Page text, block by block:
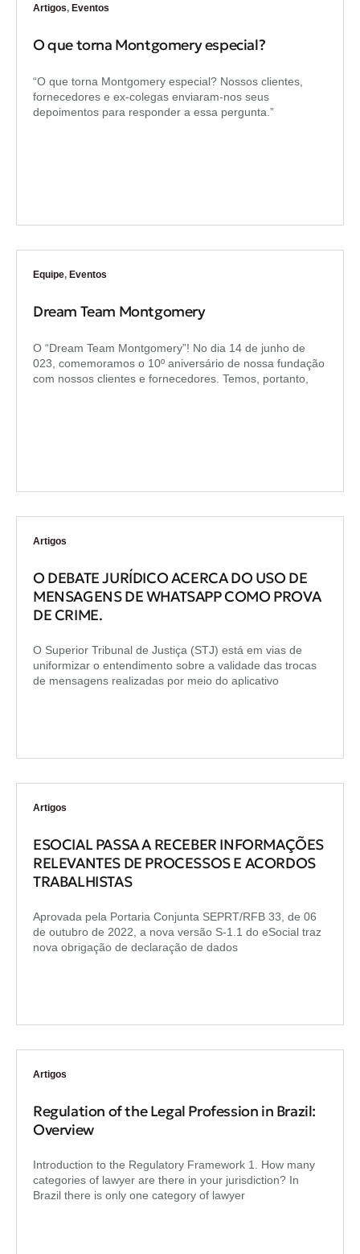
Artigos, Eventos
O que torna Montgomery especial?
“O que torna Montgomery especial? Nossos clientes,
fornecedores e ex-colegas enviaram-nos seus
depoimentos para responder a essa pergunta.”
Equipe, Eventos
Dream Team Montgomery
O “Dream Team Montgomery”! No dia 14 de junho de
023, comemoramos o 10º aniversário de nossa fundação
com nossos clientes e fornecedores. Temos, portanto,
Artigos
O DEBATE JURÍDICO ACERCA DO USO DE
MENSAGENS DE WHATSAPP COMO PROVA
DE CRIME.
O Superior Tribunal de Justiça (STJ) está em vias de
uniformizar o entendimento sobre a validade das trocas
de mensagens realizadas por meio do aplicativo
Artigos
ESOCIAL PASSA A RECEBER INFORMAÇÕES
RELEVANTES DE PROCESSOS E ACORDOS
TRABALHISTAS
Aprovada pela Portaria Conjunta SEPRT/RFB 33, de 06
de outubro de 2022, a nova versão S-1.1 do eSocial traz
nova obrigação de declaração de dados
Artigos
Regulation of the Legal Profession in Brazil:
Overview
Introduction to the Regulatory Framework 1. How many
categories of lawyer are there in your jurisdiction? In
Brazil there is only one category of lawyer